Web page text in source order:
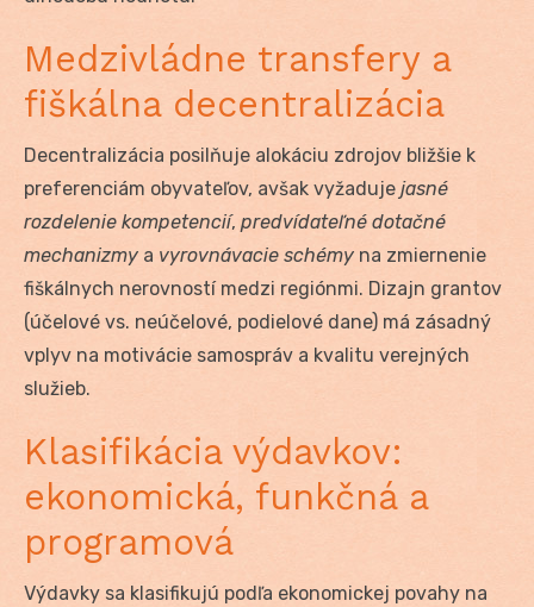
Medzivládne transfery a
fiškálna decentralizácia
Decentralizácia posilňuje alokáciu zdrojov bližšie k
preferenciám obyvateľov, avšak vyžaduje jasné
rozdelenie kompetencií, predvídateľné dotačné
mechanizmy a vyrovnávacie schémy na zmiernenie
fiškálnych nerovností medzi regiónmi. Dizajn grantov
(účelové vs. neúčelové, podielové dane) má zásadný
vplyv na motivácie samospráv a kvalitu verejných
služieb.
Klasifikácia výdavkov:
ekonomická, funkčná a
programová
Výdavky sa klasifikujú podľa ekonomickej povahy na